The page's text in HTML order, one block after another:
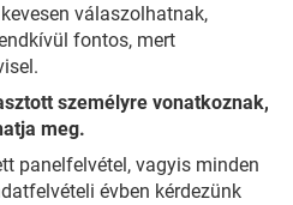
válaszolhatnak,
fontos, mert
személyre vonatkoznak,
meg.
panelfelvétel, vagyis minden
évben kérdezünk